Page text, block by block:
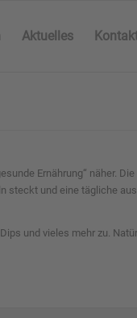
Aktuelles
Ernährung“ näher.
steckt und eine tägliche
und vieles mehr zu.